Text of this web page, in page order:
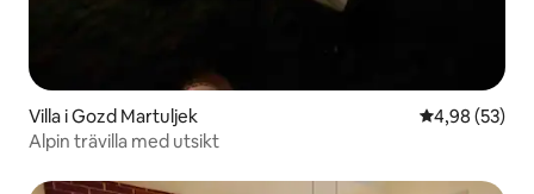
Villa i Gozd Martuljek 4,98 av 5 i
4,98 (53)
Alpin trävilla med utsikt